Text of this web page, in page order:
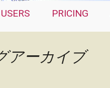
USERS PRICING
アーカイブ